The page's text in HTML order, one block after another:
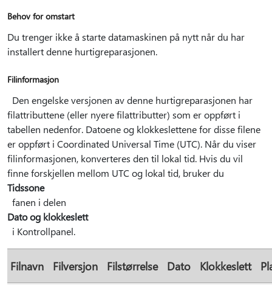
Behov for omstart
Du trenger ikke å starte datamaskinen på nytt når du har
installert denne hurtigreparasjonen.
Filinformasjon
Den engelske versjonen av denne hurtigreparasjonen har
filattributtene (eller nyere filattributter) som er oppført i
tabellen nedenfor. Datoene og klokkeslettene for disse filene
er oppført i Coordinated Universal Time (UTC). Når du viser
filinformasjonen, konverteres den til lokal tid. Hvis du vil
finne forskjellen mellom UTC og lokal tid, bruker du
Tidssone
fanen i delen
Dato og klokkeslett
i Kontrollpanel.
Filnavn Filversjon Filstørrelse Dato Klokkeslett